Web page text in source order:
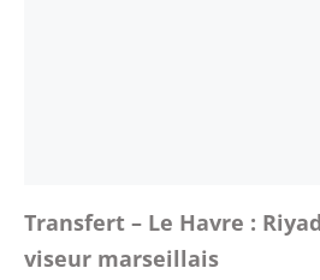
Transfert – Le Havre :
viseur marseillais